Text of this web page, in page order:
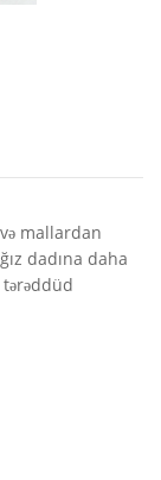
mallardan
dadına daha